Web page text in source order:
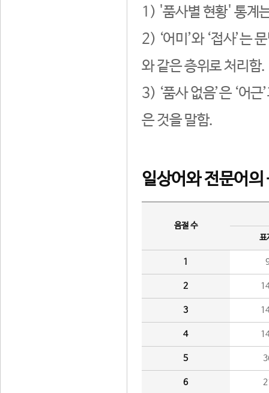
1) '품사별 현황' 통계
2) ‘어미’와 ‘접사’는
와 같은 층위로 처리함.
3) ‘품사 없음’은 ‘어
은 것을 말함.
일상어와 전문어의
음절 수
표
1
2
3
4
5
6